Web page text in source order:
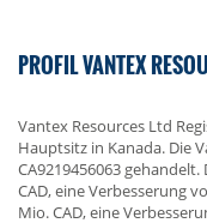
PROFIL VANTEX
Vantex Resources Ltd
Hauptsitz in Kanada. Die
CA9219456063
CAD, eine Verbesserung
Mio. CAD, eine